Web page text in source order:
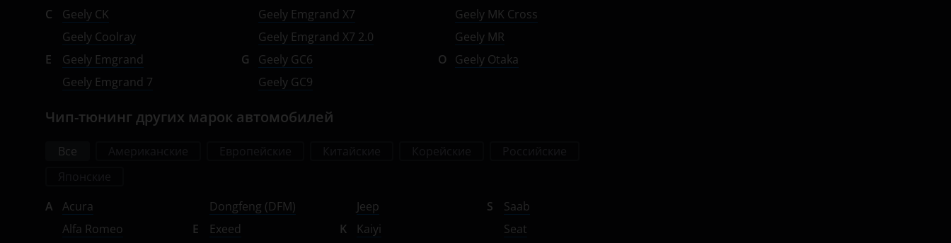
Ravon
Renault
Saab
Seat
Skoda
Smart
Subaru
Suzuki
C
Geely CK
Geely Coolray
E
Geely Emgrand
Geely Emgrand 7
Geely Emgrand X7
Geely Emgrand X7 2.0
G
Geely GC6
Geely GC9
Geely MK Cross
Geely MR
O
Geely Otaka
Чип-тюнинг других марок автомобилей
Все
A
Acura
Alfa Romeo
Dongfeng (DFM)
E
Exeed
Jeep
K
Kaiyi
S
Saab
Seat